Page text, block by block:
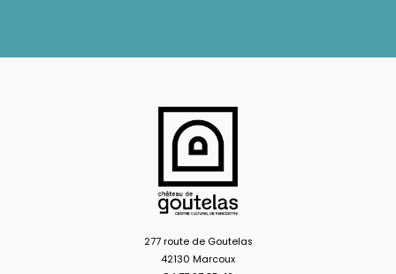
277 route de Goutelas
42130 Marcoux